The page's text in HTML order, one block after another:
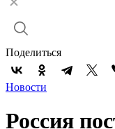
Поделиться
Новости
Россия